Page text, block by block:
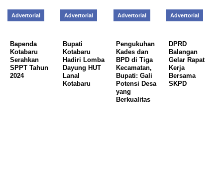
Advertorial
Bapenda
Kotabaru
Serahkan
SPPT Tahun
2024
Advertorial
Bupati
Kotabaru
Hadiri Lomba
Dayung HUT
Lanal
Kotabaru
Advertorial
Pengukuhan
Kades dan
BPD di Tiga
Kecamatan,
Bupati: Gali
Potensi Desa
yang
Berkualitas
Advertorial
DPRD
Balangan
Gelar Rapat
Kerja
Bersama
SKPD